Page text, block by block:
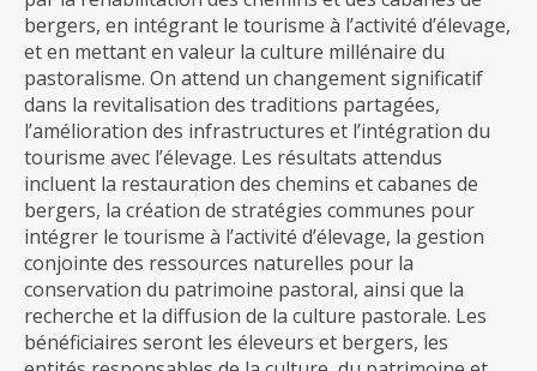
bergers, en intégrant le tourisme à l’activité d’élevage,
et en mettant en valeur la culture millénaire du
pastoralisme. On attend un changement significatif
dans la revitalisation des traditions partagées,
l’amélioration des infrastructures et l’intégration du
tourisme avec l’élevage. Les résultats attendus
incluent la restauration des chemins et cabanes de
bergers, la création de stratégies communes pour
intégrer le tourisme à l’activité d’élevage, la gestion
conjointe des ressources naturelles pour la
conservation du patrimoine pastoral, ainsi que la
recherche et la diffusion de la culture pastorale. Les
bénéficiaires seront les éleveurs et bergers, les